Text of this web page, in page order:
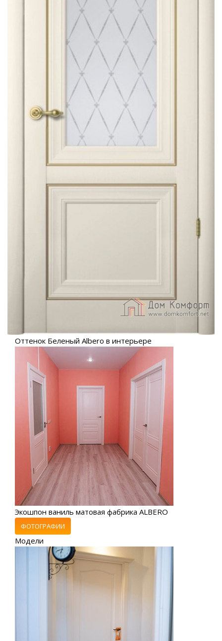
Оттенок Беленый Albero в интерьере
Экошпон ваниль матовая фабрика ALBERO
ФОТОГРАФИИ
Модели